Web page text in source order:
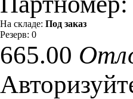
На складе: Под заказ
Резерв: 0
665.00